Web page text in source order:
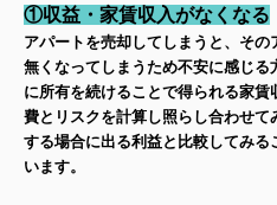
①収益・家賃収入がなくなる
アパートを売却してしまうと、そ
無くなってしまうため不安に感じ
に所有を続けることで得られる家
費とリスクを計算し照らし合わせ
する場合に出る利益と比較してみ
います。